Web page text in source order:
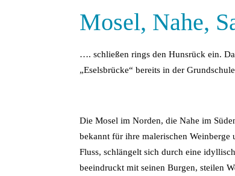
Mosel, Nahe,
…. schließen rings den Hunsrück ein.
„Eselsbrücke“ bereits in der
Die Mosel im Norden, die Nahe im
bekannt für ihre malerischen Weinberge
Fluss, schlängelt sich durch eine
beeindruckt mit seinen Burgen, steilen